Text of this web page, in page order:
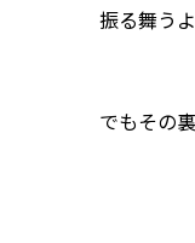
振る舞う
でもその